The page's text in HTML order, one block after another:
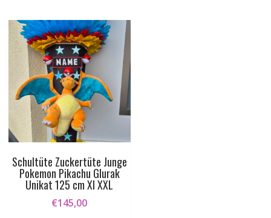
Schultüte Zuckertüte Junge
Pokemon Pikachu Glurak
Unikat 125 cm Xl XXL
€145,00